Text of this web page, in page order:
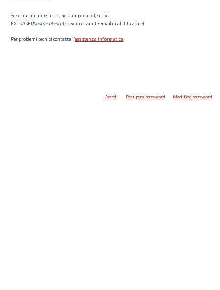
Se sei un utente esterno, nel campo email, scrivi
EXTRARER\nome utente(ricevuto tramite email di abilitazione)
Per problemi tecnici contatta l’assistenza informatica.
Accedi Recupera password Modifica password